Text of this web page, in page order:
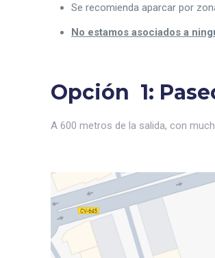
Se recomienda aparcar por
No estamos asociados a
Opción 1:
A 600 metros de la salida, con